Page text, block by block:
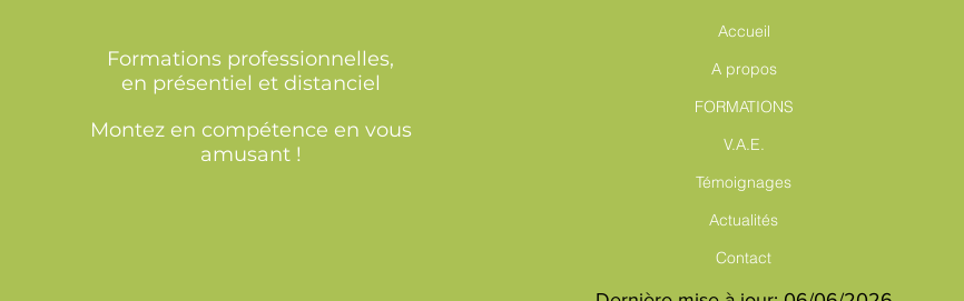
Formations professionnelles,
en présentiel et distanciel
Montez en compétence en vous
amusant !
Accueil
A propos
FORMATIONS
V.A.E.
Témoignages
Actualités
Contact